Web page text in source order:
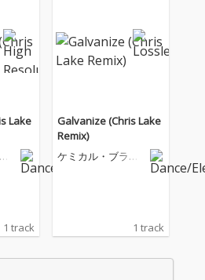
Lake
1 track
Galvanize (Chris Lake
Remix)
ケミカル・ブラザ
1 track